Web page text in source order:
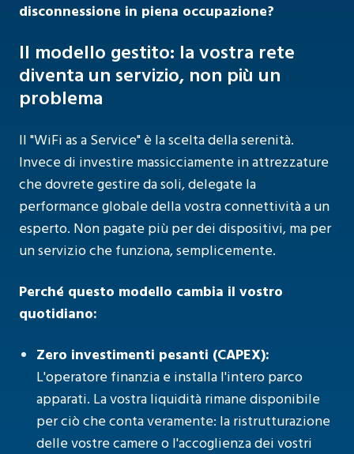
disconnessione in piena occupazione?
Il modello gestito: la vostra rete
diventa un servizio, non più un
problema
Il "WiFi as a Service" è la scelta della serenità.
Invece di investire massicciamente in attrezzature
che dovrete gestire da soli, delegate la
performance globale della vostra connettività a un
esperto. Non pagate più per dei dispositivi, ma per
un servizio che funziona, semplicemente.
Perché questo modello cambia il vostro
quotidiano:
Zero investimenti pesanti (CAPEX):
L'operatore finanzia e installa l'intero parco
apparati. La vostra liquidità rimane disponibile
per ciò che conta veramente: la ristrutturazione
delle vostre camere o l'accoglienza dei vostri